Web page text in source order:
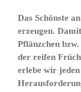
Das Schönste
erzeugen.
Pflänzchen
der reifen
erlebe wir